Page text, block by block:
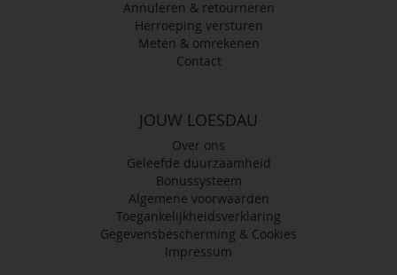
Annuleren & retourneren
Herroeping versturen
Meten & omrekenen
Contact
JOUW LOESDAU
Over ons
Geleefde duurzaamheid
Bonussysteem
Algemene voorwaarden
Toegankelijkheidsverklaring
Gegevensbescherming & Cookies
Impressum